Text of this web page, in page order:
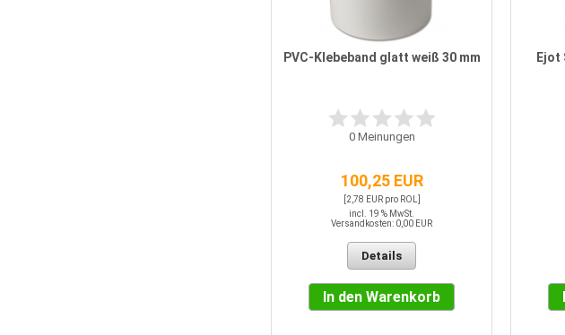
PVC-Klebeband glatt weiß 30 mm
0Meinungen
100,25 EUR
[2,78 EUR pro ROL]
incl. 19 % MwSt.
Versandkosten: 0,00 EUR
Details
In den Warenkorb
Ejot